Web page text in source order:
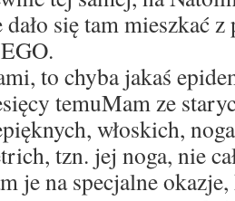
się tam mieszkać
to chyba jakaś
temuMam ze
włoskich,
tzn. jej noga, nie
je na specjalne